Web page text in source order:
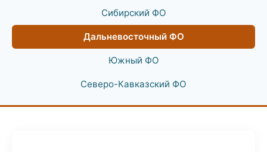
Сибирский ФО
Дальневосточный ФО
Южный ФО
Северо-Кавказский ФО